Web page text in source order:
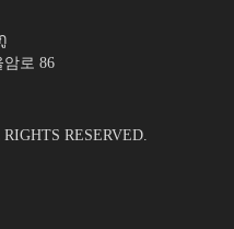
암로 86
RESERVED.